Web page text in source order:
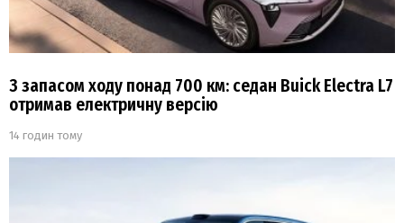
З запасом ходу понад 700 км: седан Buick Electra L7
отримав електричну версію
14 годин тому